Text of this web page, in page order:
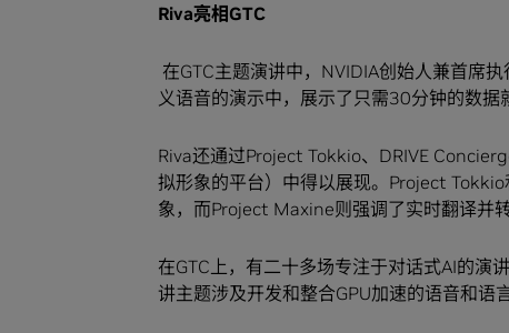
Riva亮相GTC
在GTC主题演讲中，NVIDIA创始人兼首席
义语音的演示中，展示了只需30分钟的数据
Riva还通过Project Tokkio、DRIVE
拟形象的平台）中得以展现。Project
象，而Project Maxine则强调了实时翻译并
在GTC上，有二十多场专注于对话式AI的
讲主题涉及开发和整合GPU加速的语音和语